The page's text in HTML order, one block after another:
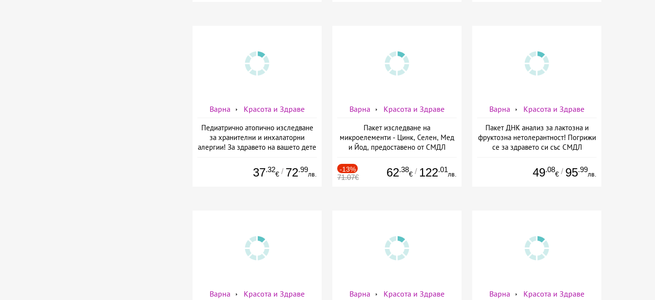
Варна Красота и Здраве
Педиатрично атопично изследване
за хранителни и инхалаторни
алергии! За здравето на вашето дете
Кандиларов
37.32
€ / 72.99
лв.
Варна Красота и Здраве
Пакет изследване на
микроелементи - Цинк, Селен, Мед
и Йод, предоставено от СМДЛ
-13%
71.07€ 62.38
€ / 122.01
лв.
Варна Красота и Здраве
Пакет ДНК анализ за лактозна и
фруктозна нетолерантност! Погрижи
се за здравето си със СМДЛ
49.08
€ / 95.99
лв.
Варна Красота и Здраве Варна Красота и Здраве Варна Красота и Здраве